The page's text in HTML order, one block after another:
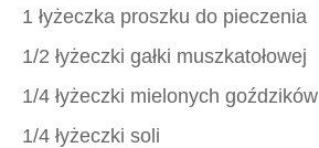
1 łyżeczka proszku do pieczenia
1/2 łyżeczki gałki muszkatołowej
1/4 łyżeczki mielonych goździków
1/4 łyżeczki soli